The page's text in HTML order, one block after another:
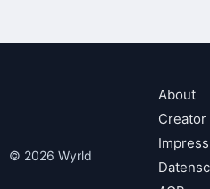
© 2026 Wyrld
About
Creator